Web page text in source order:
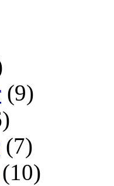
(9)
(7)
(10)